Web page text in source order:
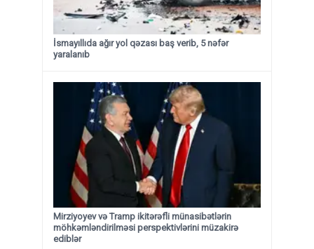
İsmayıllıda ağır yol qəzası baş verib, 5 nəfər
yaralanıb
Mirziyoyev və Tramp ikitərəfli münasibətlərin
möhkəmləndirilməsi perspektivlərini müzakirə
ediblər